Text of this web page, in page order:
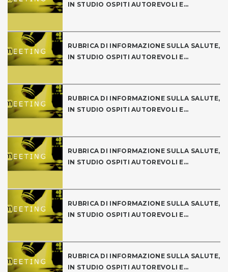
IN STUDIO OSPITI AUTOREVOLI E...
RUBRICA DI INFORMAZIONE SULLA SALUTE,
IN STUDIO OSPITI AUTOREVOLI E...
RUBRICA DI INFORMAZIONE SULLA SALUTE,
IN STUDIO OSPITI AUTOREVOLI E...
RUBRICA DI INFORMAZIONE SULLA SALUTE,
IN STUDIO OSPITI AUTOREVOLI E...
RUBRICA DI INFORMAZIONE SULLA SALUTE,
IN STUDIO OSPITI AUTOREVOLI E...
RUBRICA DI INFORMAZIONE SULLA SALUTE,
IN STUDIO OSPITI AUTOREVOLI E...